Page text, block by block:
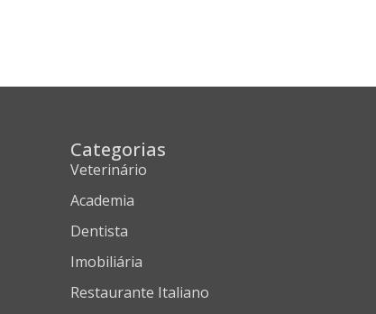
Categorias
Veterinário
Academia
Dentista
Imobiliária
Restaurante Italiano